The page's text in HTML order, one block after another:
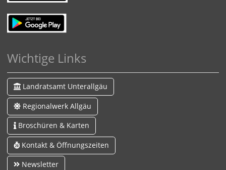
Wichtige Links
Landratsamt Unterallgäu
Regionalwerk Allgäu
Broschüren & Karten
Kontakt & Öffnungszeiten
Newsletter